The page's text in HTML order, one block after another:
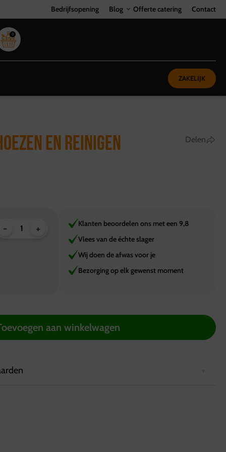
Bedrijfsopening Blog Offerte catering Contact
0
ZAKELIJK
EN REINIGEN Delen
- +
Klanten beoordelen ons met een 9,8
Vlees van de échte slager
Wij doen de afwas voor je
Bezorging op elk gewenst moment
aan winkelwagen